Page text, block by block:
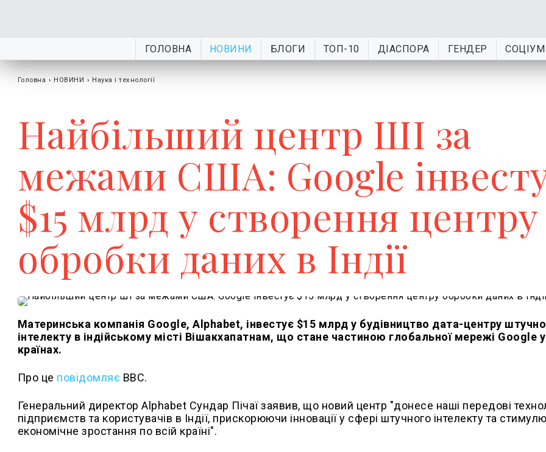
ГОЛОВНА НОВИНИ БЛОГИ ТОП-10 ДІАСПОРА ГЕНДЕР СОЦІУМ
Головна › НОВИНИ › Наука і технології
Найбільший центр ШІ за
межами США: Google
$15 млрд у створення центру
обробки даних в Індії
Материнська компанія Google, Alphabet, інвестує $15 млрд у будівництво дата-центру
інтелекту в індійському місті Вішакхапатнам, що стане частиною глобальної мережі Google
країнах.
Про це повідомляє BBC.
Генеральний директор Alphabet Сундар Пічаї заявив, що новий центр "донесе наші передові
підприємств та користувачів в Індії, прискорюючи інновації у сфері штучного інтелекту та
економічне зростання по всій країні".